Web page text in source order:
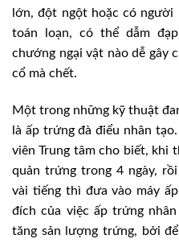
lớn, đột ngột hoặc có người
toán loạn, có thể dẫm
chướng ngại vật nào dễ gây
cổ mà chết.
Một trong những kỹ thuật
là ấp trứng đà điểu nhân
viên Trung tâm cho biết, khi
quản trứng trong 4 ngày,
vài tiếng thì đưa vào máy
đích của việc ấp trứng
tăng sản lượng trứng, bởi